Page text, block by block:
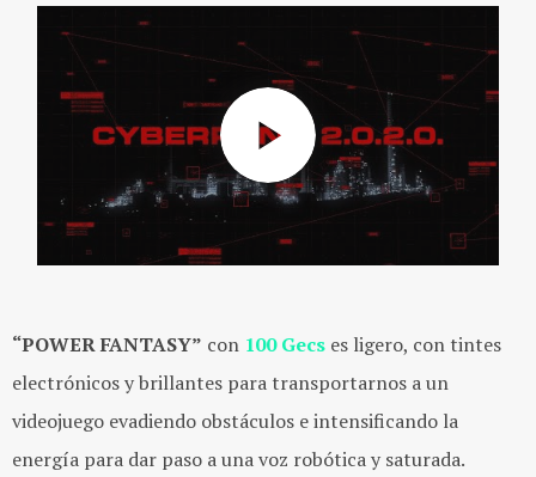
“POWER FANTASY” con 100 Gecs es ligero, con tintes
electrónicos y brillantes para transportarnos a un
videojuego evadiendo obstáculos e intensificando la
energía para dar paso a una voz robótica y saturada.